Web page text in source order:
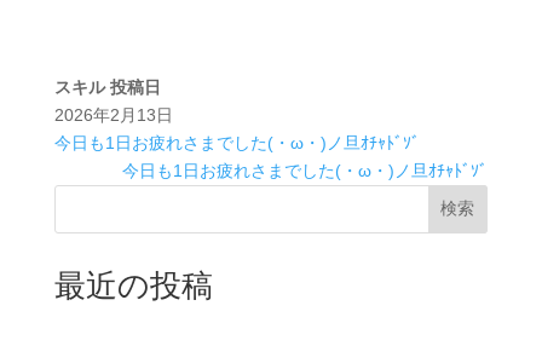
スキル 投稿日
2026年2月13日
今日も1日お疲れさまでした(・ω・)ノ旦ｵﾁｬﾄﾞｿﾞ
今日も1日お疲れさまでした(・ω・)ノ旦ｵﾁｬﾄﾞｿﾞ
検索
最近の投稿